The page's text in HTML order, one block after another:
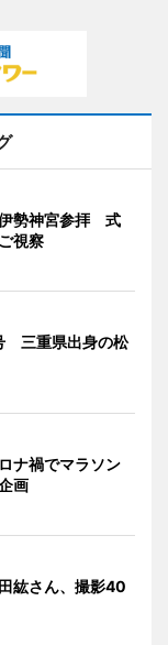
勢神宮参拝 式
視察
三重県出身の松
ナ禍でマラソン
画
紘さん、撮影40